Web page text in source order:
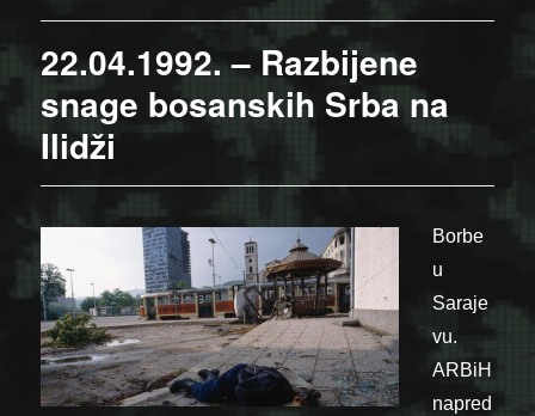
22.04.1992. – Razbijene
snage bosanskih Srba na
Ilidži
Borbe
u
Saraje
vu.
ARBiH
napred